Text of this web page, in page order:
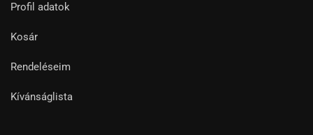
Profil adatok
Kosár
Rendeléseim
Kívánságlista